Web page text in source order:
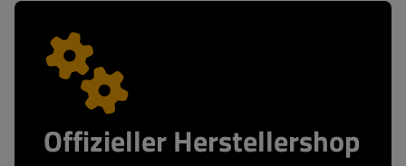
Offizieller Herstellershop